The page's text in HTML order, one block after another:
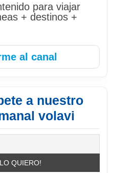
para viajar
+ destinos +
al canal
a nuestro
volavi